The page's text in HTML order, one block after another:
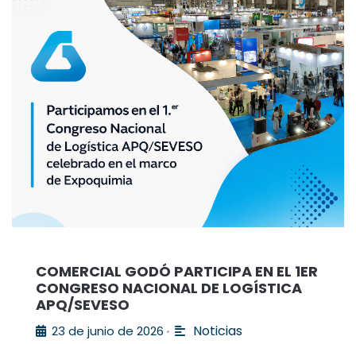
COMERCIAL GODÓ PARTICIPA EN EL 1ER
CONGRESO NACIONAL DE LOGÍSTICA
APQ/SEVESO
23 de junio de 2026 •
Noticias